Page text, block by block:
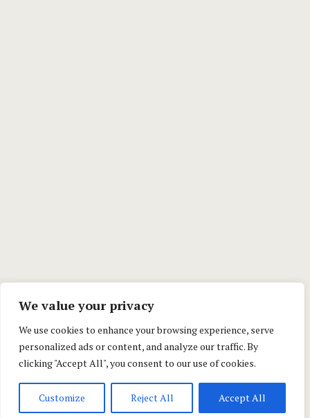
We value your privacy
We use cookies to enhance your browsing experience, serve
personalized ads or content, and analyze our traffic. By
clicking "Accept All", you consent to our use of cookies.
Customize Reject All Accept All